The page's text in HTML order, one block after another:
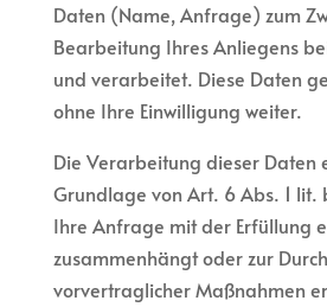
Daten (Name, Anfrage) zum
Bearbeitung Ihres Anliegens
und verarbeitet. Diese Daten
ohne Ihre Einwilligung weiter.
Die Verarbeitung dieser Daten
Grundlage von Art. 6 Abs. 1 lit.
Ihre Anfrage mit der Erfüllung
zusammenhängt oder zur
vorvertraglicher Maßnahmen